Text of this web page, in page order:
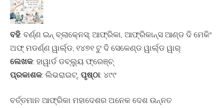
ବହି: ବର୍ଣ୍ଣ ଇନ୍‍ ବ୍ଲାକ୍‍ନେସ୍‍: ଆଫ୍ରିକା, ଆଫ୍ରିକାନ୍ସ ଆଣ୍ଡ ଦି ମେକିଂ
ଅଫ୍‍ ମଡର୍ଣ୍ଣ ୱାର୍ଲ୍ଡ, ୧୪୭୧ ଟୁ ଦି ସେକେଣ୍ଡ ୱାର୍ଲ୍ଡ ୱାର୍‍
ଲେଖକ: ହାୱାର୍ଡ ଡବ୍ଲ୍ୟୁ ଫ୍ରେଞ୍ଚ୍‍
ପ୍ରକାଶକ: ଲିଭରାଇଟ୍‍, ପୃଷ୍ଠା: ୪୯୯
ବର୍ତ୍ତମାନ ଆଫ୍ରିକା ମହାଦେଶର ଅନେକ ଦେଶ ଉନ୍ନତ